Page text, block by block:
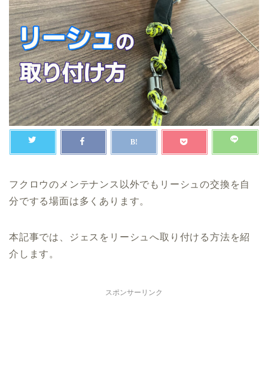
フクロウのメンテナンス以外でもリーシュの交換を自
分でする場面は多くあります。
本記事では、ジェスをリーシュへ取り付ける方法を紹
介します。
スポンサーリンク